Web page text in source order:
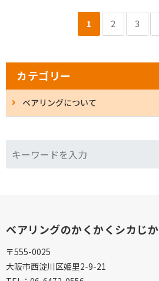
1 2 3
カテゴリー
ベアリングについて
ベアリングのかくかくシカじか
〒555-0025
大阪市西淀川区姫里2-9-21